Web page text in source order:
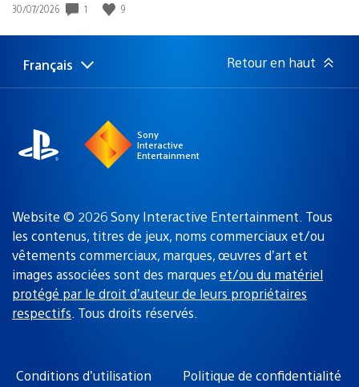
Date
publication
30/07/2026 1 9
Choisir
une
Région
actuelle
Français Retour en haut
Sony
Interactive
Entertainment
Website © 2026 Sony Interactive Entertainment. Tous
les contenus, titres de jeux, noms commerciaux et/ou
vêtements commerciaux, marques, œuvres d’art et
images associées sont des marques et/ou du matériel
protégé par le droit d’auteur de leurs propriétaires
respectifs. Tous droits réservés.
Conditions d’utilisation Politique de confidentialité